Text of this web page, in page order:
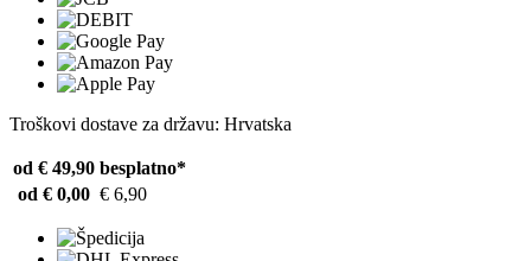
Troškovi dostave za državu: Hrvatska
od € 49,90 besplatno*
od € 0,00 € 6,90